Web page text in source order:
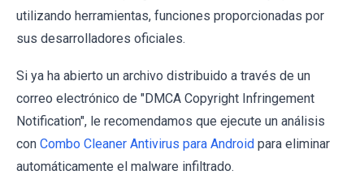
utilizando herramientas, funciones proporcionadas por
sus desarrolladores oficiales.
Si ya ha abierto un archivo distribuido a través de un
correo electrónico de "DMCA Copyright Infringement
Notification", le recomendamos que ejecute un análisis
con Combo Cleaner Antivirus para Android para eliminar
automáticamente el malware infiltrado.